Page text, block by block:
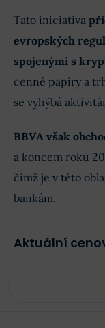
Tato iniciativa
evropských
spojenými s
cenné papíry a
se vyhýbá
BBVA však
a koncem roku
čímž je v této
bankám.
Aktuální